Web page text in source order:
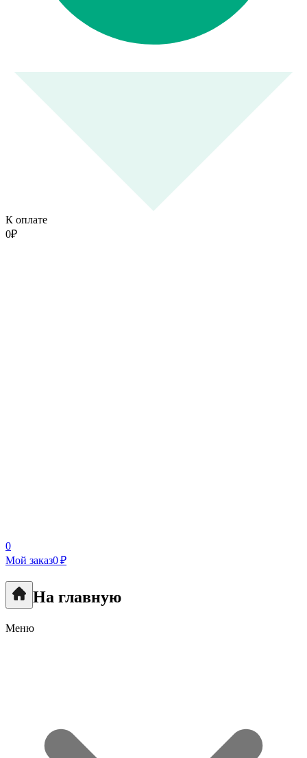
К оплате
0₽
0
Мой заказ0 ₽
На главную
Меню